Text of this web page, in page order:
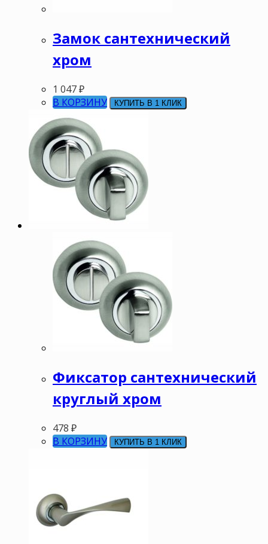
Замок сантехнический
хром
1 047₽
В КОРЗИНУ
КУПИТЬ В 1 КЛИК
Фиксатор сантехнический
круглый хром
478 ₽
В КОРЗИНУ
КУПИТЬ В 1 КЛИК